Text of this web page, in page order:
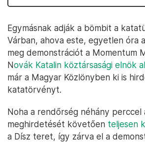
Egymásnak adják a bömbit a
Várban, ahova este, egyetlen óra
meg demonstrációt a Momentum
Novák Katalin köztársasági elnök
már a Magyar Közlönyben ki is
katatörvényt.
Noha a rendőrség néhány
meghirdetését követően teljesen
a Dísz teret, így zárva el a